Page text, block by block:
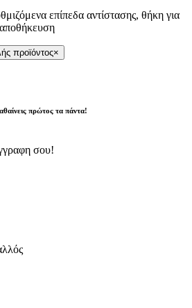
επίπεδα αντίστασης, θήκη για
προϊόντος×
πρώτος τα πάντα!
σου!